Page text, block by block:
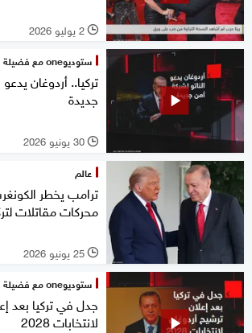
l 2 يوليو 2026
ستوديوone مع فضيلة
تركيا.. أردوغان
جديدة
l 30 يونيو 2026
عالم
ترامب يخطر
محركات مقاتلات
l 25 يونيو 2026
ستوديوone مع فضيلة
جدل في تركيا بعد
لانتخابات 2028